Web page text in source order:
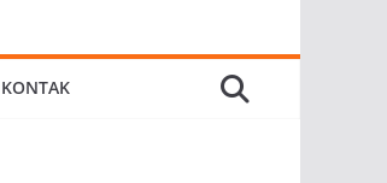
KONTAK